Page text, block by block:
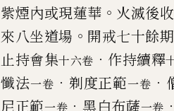
紫煙內或現蓮華 。 火滅後
來八坐道場 。 開戒七十餘期
止持會集十六卷 ． 作持續釋
懺法一卷 ． 剃度正範一卷 ．
尼正範一卷 ． 黑白布薩一卷 ．